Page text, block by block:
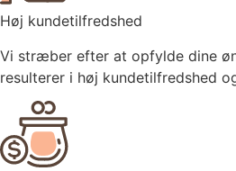
Høj kundetilfredshed
Vi stræber efter at opfylde dine
resulterer i høj kundetilfredshed